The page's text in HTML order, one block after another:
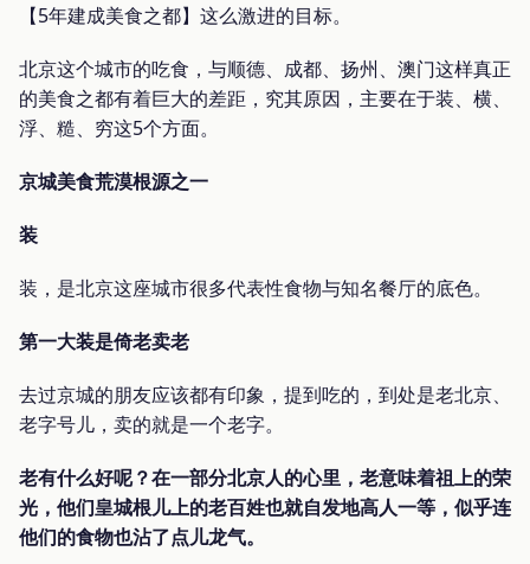
【5年建成美食之都】这么激进的目标。
北京这个城市的吃食，与顺德、成都、扬州、澳门这样真正
的美食之都有着巨大的差距，究其原因，主要在于装、横、
浮、糙、穷这5个方面。
京城美食荒漠根源之一
装
装，是北京这座城市很多代表性食物与知名餐厅的底色。
第一大装是倚老卖老
去过京城的朋友应该都有印象，提到吃的，到处是老北京、
老字号儿，卖的就是一个老字。
老有什么好呢？在一部分北京人的心里，老意味着祖上的荣
光，他们皇城根儿上的老百姓也就自发地高人一等，似乎连
他们的食物也沾了点儿龙气。